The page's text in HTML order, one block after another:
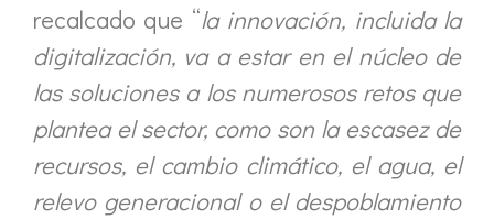
recalcado que “la innovación, incluida la
digitalización, va a estar en el núcleo de
las soluciones a los numerosos retos que
plantea el sector, como son la escasez de
recursos, el cambio climático, el agua, el
relevo generacional o el despoblamiento